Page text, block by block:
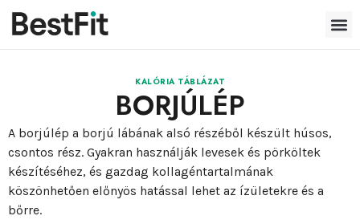
KALÓRIA TÁBLÁZAT
BORJÚLÉP
A borjúlép a borjú lábának alsó részéből készült húsos,
csontos rész. Gyakran használják levesek és pörköltek
készítéséhez, és gazdag kollagéntartalmának
köszönhetően előnyös hatással lehet az ízületekre és a
bőrre.